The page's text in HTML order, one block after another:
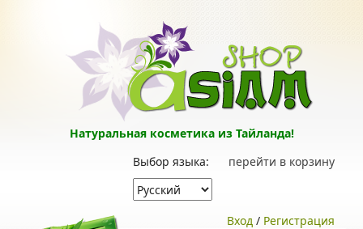
Натуральная косметика из Тайланда!
перейти в корзину
Выбор языка:
Вход / Регистрация